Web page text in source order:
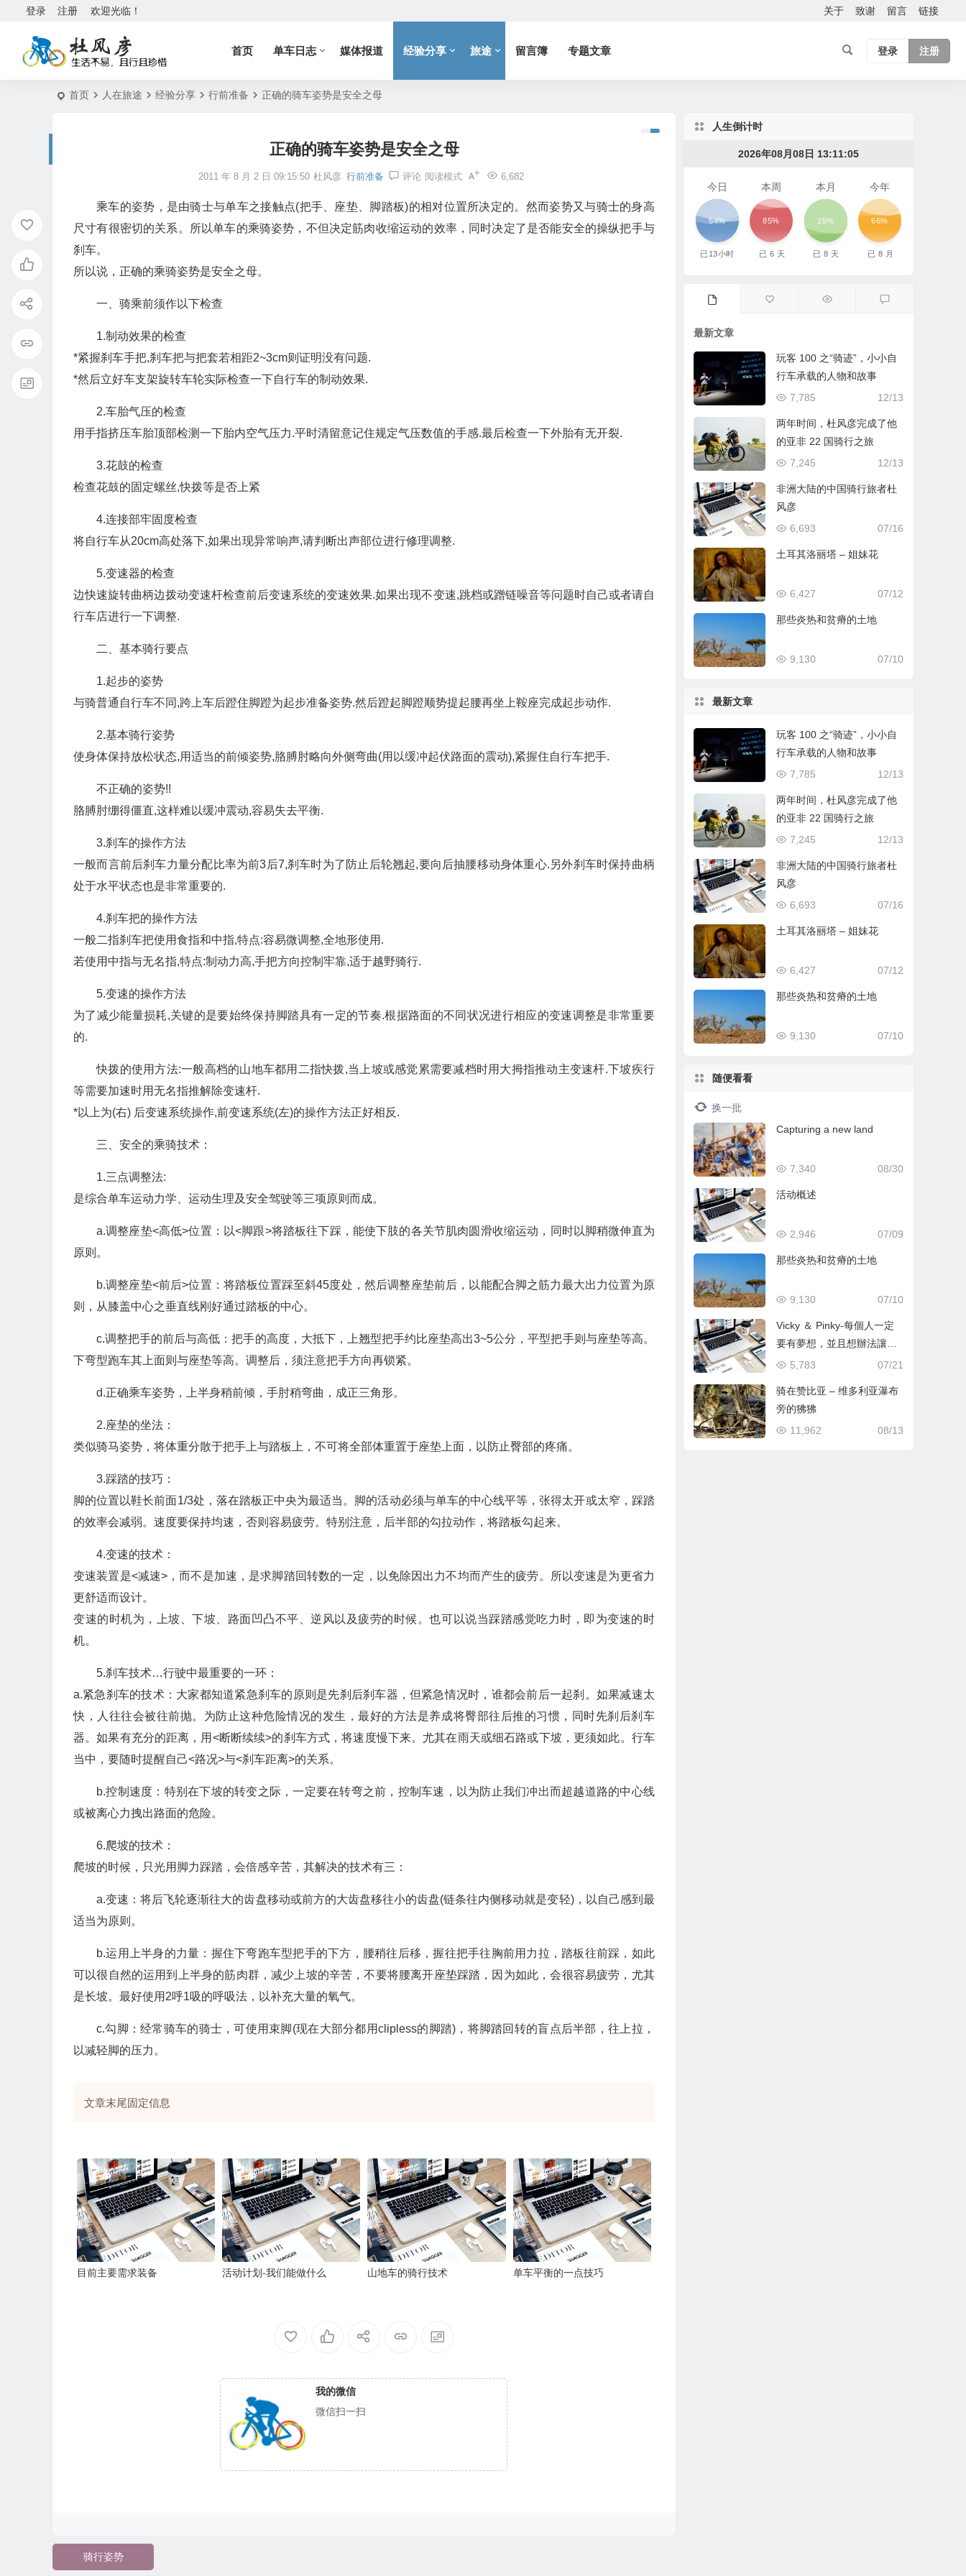
欢迎光临！
登录 注册 关于 致谢 留言 链接
首页 单车日志 媒体报道 经验分享 旅途 留言簿 专题文章 登录 注册
首页 人在旅途 经验分享 行前准备 正确的骑车姿势是安全之母
正确的骑车姿势是安全之母
2011 年 8 月 2 日 09:15:50 杜风彦 行前准备 评论 6,682
阅读模式
乘车的姿势，是由骑士与单车之接触点(把手、座垫、脚踏板)的相对位置所决定的。然而姿势又与骑士的身高
尺寸有很密切的关系。所以单车的乘骑姿势，不但决定筋肉收缩运动的效率，同时决定了是否能安全的操纵把手与
刹车。
所以说，正确的乘骑姿势是安全之母。
一、骑乘前须作以下检查
1.制动效果的检查
*紧握刹车手把,刹车把与把套若相距2~3cm则证明没有问题.
*然后立好车支架旋转车轮实际检查一下自行车的制动效果.
2.车胎气压的检查
用手指挤压车胎顶部检测一下胎内空气压力.平时清留意记住规定气压数值的手感.最后检查一下外胎有无开裂.
3.花鼓的检查
检查花鼓的固定螺丝,快拨等是否上紧
4.连接部牢固度检查
将自行车从20cm高处落下,如果出现异常响声,请判断出声部位进行修理调整.
5.变速器的检查
边快速旋转曲柄边拨动变速杆检查前后变速系统的变速效果.如果出现不变速,跳档或蹭链噪音等问题时自己或者请自
行车店进行一下调整.
二、基本骑行要点
1.起步的姿势
与骑普通自行车不同,跨上车后蹬住脚蹬为起步准备姿势.然后蹬起脚蹬顺势提起腰再坐上鞍座完成起步动作.
2.基本骑行姿势
使身体保持放松状态,用适当的前倾姿势,胳膊肘略向外侧弯曲(用以缓冲起伏路面的震动),紧握住自行车把手.
不正确的姿势!!
胳膊肘绷得僵直,这样难以缓冲震动,容易失去平衡.
3.刹车的操作方法
一般而言前后刹车力量分配比率为前3后7,刹车时为了防止后轮翘起,要向后抽腰移动身体重心.另外刹车时保持曲柄
处于水平状态也是非常重要的.
4.刹车把的操作方法
一般二指刹车把使用食指和中指,特点:容易微调整,全地形使用.
若使用中指与无名指,特点:制动力高,手把方向控制牢靠,适于越野骑行.
5.变速的操作方法
为了减少能量损耗,关键的是要始终保持脚踏具有一定的节奏.根据路面的不同状况进行相应的变速调整是非常重要
的.
快拨的使用方法:一般高档的山地车都用二指快拨,当上坡或感觉累需要减档时用大拇指推动主变速杆.下坡疾行
等需要加速时用无名指推解除变速杆.
*以上为(右) 后变速系统操作,前变速系统(左)的操作方法正好相反.
三、安全的乘骑技术：
1.三点调整法:
是综合单车运动力学、运动生理及安全驾驶等三项原则而成。
a.调整座垫<高低>位置：以<脚跟>将踏板往下踩，能使下肢的各关节肌肉圆滑收缩运动，同时以脚稍微伸直为
原则。
b.调整座垫<前后>位置：将踏板位置踩至斜45度处，然后调整座垫前后，以能配合脚之筋力最大出力位置为原
则，从膝盖中心之垂直线刚好通过踏板的中心。
c.调整把手的前后与高低：把手的高度，大抵下，上翘型把手约比座垫高出3~5公分，平型把手则与座垫等高。
下弯型跑车其上面则与座垫等高。调整后，须注意把手方向再锁紧。
d.正确乘车姿势，上半身稍前倾，手肘稍弯曲，成正三角形。
2.座垫的坐法：
类似骑马姿势，将体重分散于把手上与踏板上，不可将全部体重置于座垫上面，以防止臀部的疼痛。
3.踩踏的技巧：
脚的位置以鞋长前面1/3处，落在踏板正中央为最适当。脚的活动必须与单车的中心线平等，张得太开或太窄，踩踏
的效率会减弱。速度要保持均速，否则容易疲劳。特别注意，后半部的勾拉动作，将踏板勾起来。
4.变速的技术：
变速装置是<减速>，而不是加速，是求脚踏回转数的一定，以免除因出力不均而产生的疲劳。所以变速是为更省力
更舒适而设计。
变速的时机为，上坡、下坡、路面凹凸不平、逆风以及疲劳的时候。也可以说当踩踏感觉吃力时，即为变速的时
机。
5.刹车技术…行驶中最重要的一环：
a.紧急刹车的技术：大家都知道紧急刹车的原则是先刹后刹车器，但紧急情况时，谁都会前后一起刹。如果减速太
快，人往往会被往前抛。为防止这种危险情况的发生，最好的方法是养成将臀部往后推的习惯，同时先刹后刹车
器。如果有充分的距离，用<断断续续>的刹车方式，将速度慢下来。尤其在雨天或细石路或下坡，更须如此。行车
当中，要随时提醒自己<路况>与<刹车距离>的关系。
b.控制速度：特别在下坡的转变之际，一定要在转弯之前，控制车速，以为防止我们冲出而超越道路的中心线
或被离心力拽出路面的危险。
6.爬坡的技术：
爬坡的时候，只光用脚力踩踏，会倍感辛苦，其解决的技术有三：
a.变速：将后飞轮逐渐往大的齿盘移动或前方的大齿盘移往小的齿盘(链条往内侧移动就是变轻)，以自己感到最
适当为原则。
b.运用上半身的力量：握住下弯跑车型把手的下方，腰稍往后移，握往把手往胸前用力拉，踏板往前踩，如此
可以很自然的运用到上半身的筋肉群，减少上坡的辛苦，不要将腰离开座垫踩踏，因为如此，会很容易疲劳，尤其
是长坡。最好使用2呼1吸的呼吸法，以补充大量的氧气。
c.勾脚：经常骑车的骑士，可使用束脚(现在大部分都用clipless的脚踏)，将脚踏回转的盲点后半部，往上拉，
以减轻脚的压力。
文章末尾固定信息
目前主要需求装备 活动计划-我们能做什么 山地车的骑行技术 单车平衡的一点技巧
我的微信
微信扫一扫
骑行姿势
人生倒计时
2026年08月08日 13:11:06
今日
54%
已13小时
本周
85%
已 6 天
本月
25%
已 8 天
今年
66%
已 8 月
最新文章
玩客 100 之“骑迹”，小小自
行车承载的人物和故事
12/13
7,785
两年时间，杜风彦完成了他
的亚非 22 国骑行之旅
12/13
7,245
非洲大陆的中国骑行旅者杜
风彦
07/16
6,693
土耳其洛丽塔 – 姐妹花
07/12
6,427
那些炎热和贫瘠的土地
07/10
9,130
最新文章
玩客 100 之“骑迹”，小小自
行车承载的人物和故事
12/13
7,785
两年时间，杜风彦完成了他
的亚非 22 国骑行之旅
12/13
7,245
非洲大陆的中国骑行旅者杜
风彦
07/16
6,693
土耳其洛丽塔 – 姐妹花
07/12
6,427
那些炎热和贫瘠的土地
07/10
9,130
随便看看
换一批
Capturing a new land
08/30
7,340
活动概述
07/09
2,946
那些炎热和贫瘠的土地
07/10
9,130
Vicky ＆ Pinky-每個人一定
要有夢想，並且想辦法讓美
夢成真
07/21
5,783
骑在赞比亚 – 维多利亚瀑布
旁的狒狒
08/13
11,962